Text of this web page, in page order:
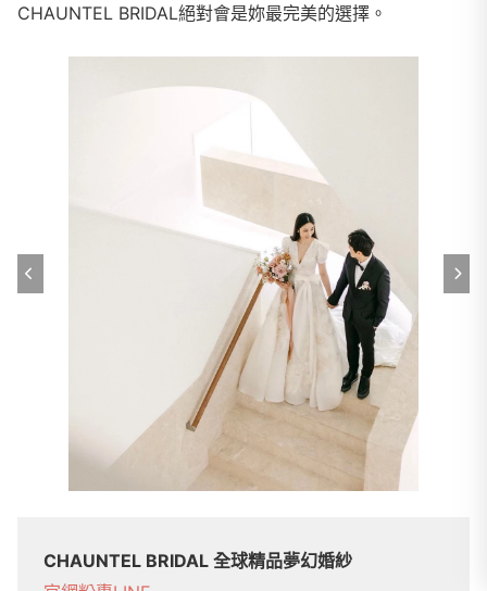
CHAUNTEL BRIDAL絕對會是妳最完美的選擇。
CHAUNTEL BRIDAL 全球精品夢幻婚紗